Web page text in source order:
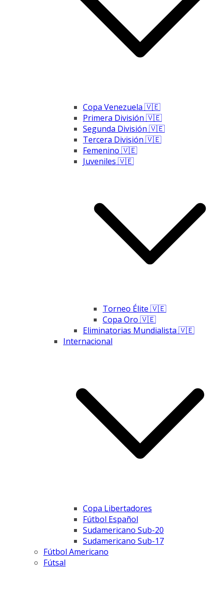
Copa Venezuela 🇻🇪
Primera División 🇻🇪
Segunda División 🇻🇪
Tercera División 🇻🇪
Femenino 🇻🇪
Juveniles 🇻🇪
Torneo Élite 🇻🇪
Copa Oro 🇻🇪
Eliminatorias Mundialista 🇻🇪
Internacional
Copa Libertadores
Fútbol Español
Sudamericano Sub-20
Sudamericano Sub-17
Fútbol Americano
Fútsal